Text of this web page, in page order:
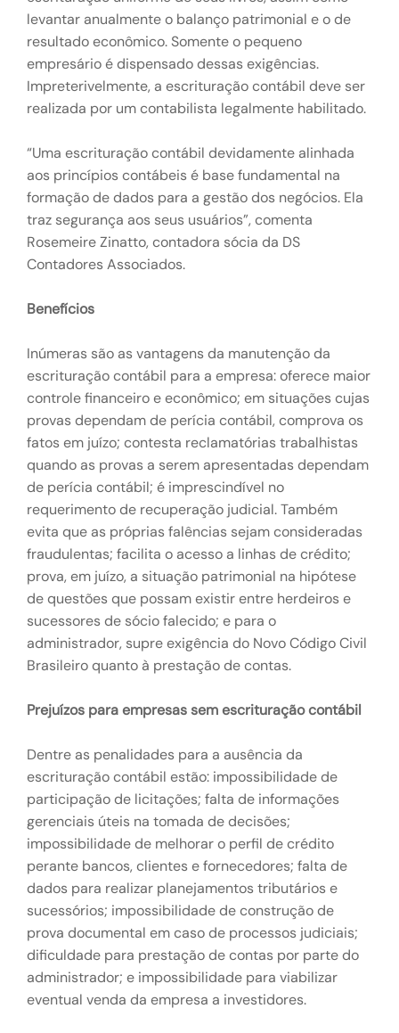
levantar anualmente o balanço patrimonial e o de
resultado econômico. Somente o pequeno
empresário é dispensado dessas exigências.
Impreterivelmente, a escrituração contábil deve ser
realizada por um contabilista legalmente habilitado.
“Uma escrituração contábil devidamente alinhada
aos princípios contábeis é base fundamental na
formação de dados para a gestão dos negócios. Ela
traz segurança aos seus usuários”, comenta
Rosemeire Zinatto, contadora sócia da DS
Contadores Associados.
Benefícios
Inúmeras são as vantagens da manutenção da
escrituração contábil para a empresa: oferece maior
controle financeiro e econômico; em situações cujas
provas dependam de perícia contábil, comprova os
fatos em juízo; contesta reclamatórias trabalhistas
quando as provas a serem apresentadas dependam
de perícia contábil; é imprescindível no
requerimento de recuperação judicial. Também
evita que as próprias falências sejam consideradas
fraudulentas; facilita o acesso a linhas de crédito;
prova, em juízo, a situação patrimonial na hipótese
de questões que possam existir entre herdeiros e
sucessores de sócio falecido; e para o
administrador, supre exigência do Novo Código Civil
Brasileiro quanto à prestação de contas.
Prejuízos para empresas sem escrituração contábil
Dentre as penalidades para a ausência da
escrituração contábil estão: impossibilidade de
participação de licitações; falta de informações
gerenciais úteis na tomada de decisões;
impossibilidade de melhorar o perfil de crédito
perante bancos, clientes e fornecedores; falta de
dados para realizar planejamentos tributários e
sucessórios; impossibilidade de construção de
prova documental em caso de processos judiciais;
dificuldade para prestação de contas por parte do
administrador; e impossibilidade para viabilizar
eventual venda da empresa a investidores.